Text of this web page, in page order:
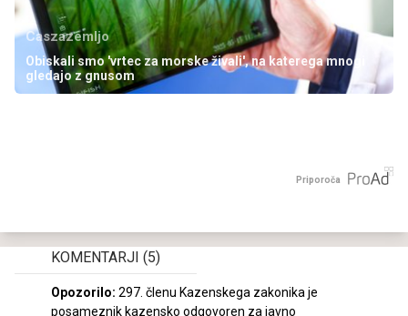
Caszazemljo
Obiskali smo 'vrtec za morske živali', na katerega mnogi
gledajo z gnusom
Priporoča
KOMENTARJI (5)
Opozorilo: 297. členu Kazenskega zakonika je
posameznik kazensko odgovoren za javno